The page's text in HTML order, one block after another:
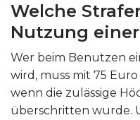
Welche
Nutzung
Wer beim Benutzen
wird, muss mit 75
wenn die zulässige
überschritten wurde.